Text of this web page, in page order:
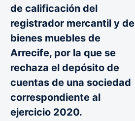
de calificación del
registrador mercantil y de
bienes muebles de
Arrecife, por la que se
rechaza el depósito de
cuentas de una sociedad
correspondiente al
ejercicio 2020.